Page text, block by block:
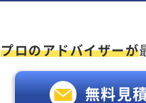
プロのアドバイザーが
無料見